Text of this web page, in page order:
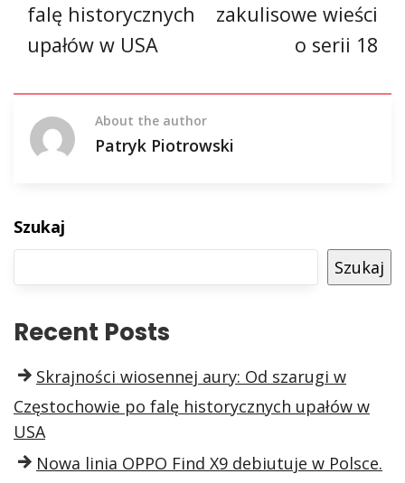
falę historycznych
upałów w USA
zakulisowe wieści
o serii 18
About the author
Patryk Piotrowski
Szukaj
Szukaj
Recent Posts
Skrajności wiosennej aury: Od szarugi w
Częstochowie po falę historycznych upałów w
USA
Nowa linia OPPO Find X9 debiutuje w Polsce.